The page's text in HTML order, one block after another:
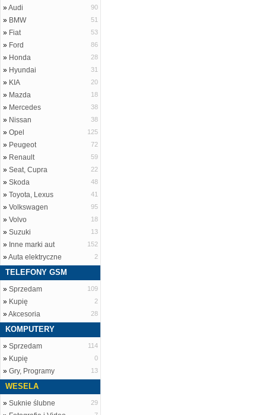
»Audi 90
» BMW 51
» Fiat 53
» Ford 86
» Honda 28
» Hyundai 31
» KIA 20
» Mazda 18
» Mercedes 38
» Nissan 38
» Opel 125
» Peugeot 72
» Renault 59
» Seat, Cupra 22
» Skoda 48
» Toyota, Lexus 41
» Volkswagen 95
» Volvo 18
» Suzuki 13
» Inne marki aut 152
»Auta elektryczne 2
TELEFONY GSM
» Sprzedam 109
» Kupię 2
»Akcesoria 28
KOMPUTERY
» Sprzedam 114
» Kupię 0
» Gry, Programy 13
WESELA
» Suknie ślubne 29